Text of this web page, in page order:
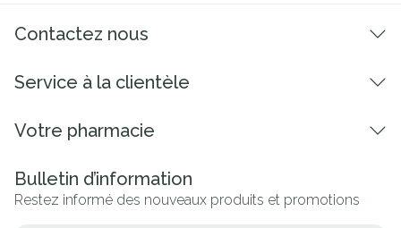
Contactez nous
Service à la clientèle
Votre pharmacie
Bulletin d’information
Restez informé des nouveaux produits et promotions